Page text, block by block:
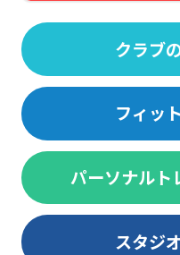
クラブ
フィッ
パーソナルト
スタジ